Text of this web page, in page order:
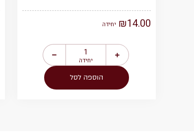
₪14.00 יחידה
יחידה
הוספה לסל